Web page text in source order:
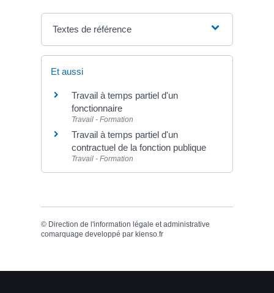
Textes de référence
Et aussi
Travail à temps partiel d'un
fonctionnaire
Travail - Formation
Travail à temps partiel d'un
contractuel de la fonction publique
Travail - Formation
© Direction de l'information légale et administrative
comarquage developpé parkienso.fr